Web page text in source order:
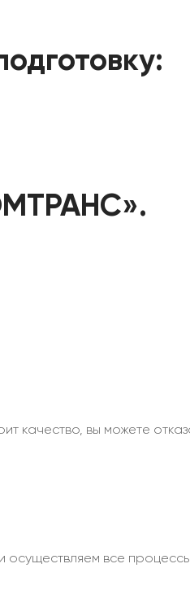
качество, вы можете
все